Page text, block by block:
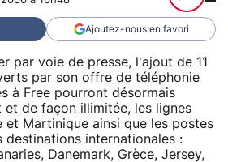
Ajoutez-nous en favori
par voie de presse, l'ajout de 11
par son offre de téléphonie
à Free pourront désormais
et de façon illimitée, les lignes
et Martinique ainsi que les postes
destinations internationales :
Danemark, Grèce, Jersey,